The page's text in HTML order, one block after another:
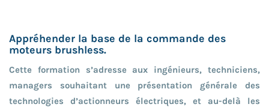
Appréhender la base de la commande des
moteurs brushless.
Cette formation s’adresse aux ingénieurs, techniciens,
managers souhaitant une présentation générale des
technologies d’actionneurs électriques, et au-delà les